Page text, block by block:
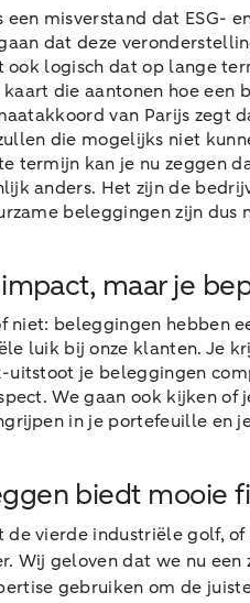
een misverstand dat
dat deze
ook logisch dat op lange
die aantonen hoe
van Parijs
die mogelijks niet
termijn kan je nu zeggen
anders. Het zijn de
beleggingen zijn
maar je
niet: beleggingen hebben
luik bij onze klanten. Je
je beleggingen
We gaan ook kijken
in je portefeuille en
biedt mooie
de vierde industriële golf,
Wij geloven dat we nu
gebruiken om de